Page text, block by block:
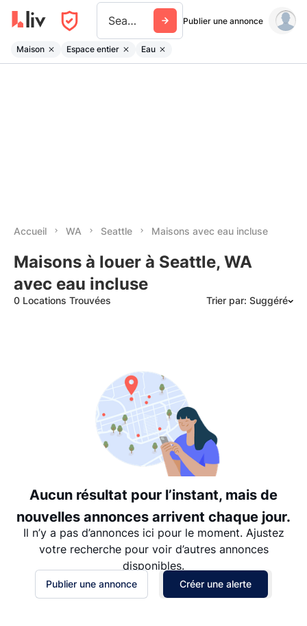
Seattle Publier une annonce
Maison Espace entier Eau
Accueil WA Seattle Maisons avec eau incluse
Maisons à louer à Seattle, WA
avec eau incluse
0 Locations Trouvées Trier par: Suggéré
Date: les plus anciens d’abord
Aucun résultat pour l’instant, mais de
nouvelles annonces arrivent chaque jour.
Il n’y a pas d’annonces ici pour le moment. Ajustez
votre recherche pour voir d’autres annonces
disponibles.
Publier une annonce Créer une alerte